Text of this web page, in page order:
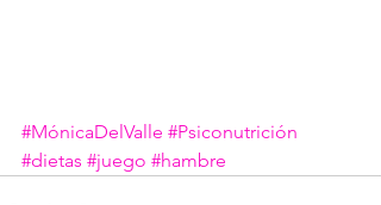
#MónicaDelValle #Psiconutrición
#dietas #juego #hambre